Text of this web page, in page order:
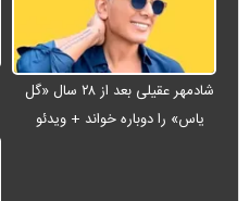
شادمهر عقیلی بعد از ۲۸ سال «گل
یاس» را دوباره خواند + ویدئو